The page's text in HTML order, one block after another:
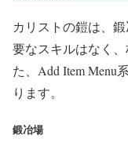
カリストの鎧は、
要なスキルはなく
た、Add Item Menu
ります。
鍛冶場